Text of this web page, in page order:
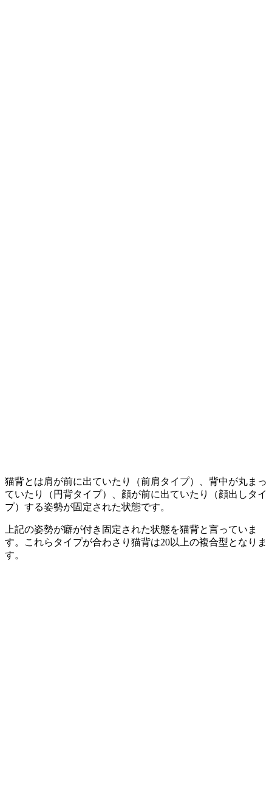
猫背とは肩が前に出ていたり（前肩タイプ）、背中が丸まっ
ていたり（円背タイプ）、顔が前に出ていたり（顔出しタイ
プ）する姿勢が固定された状態です。
上記の姿勢が癖が付き固定された状態を猫背と言っていま
す。これらタイプが合わさり猫背は20以上の複合型となりま
す。